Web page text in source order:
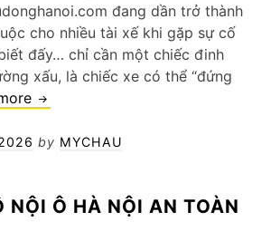
đang dần trở thành
cho nhiều tài xế khi gặp sự cố
đấy… chỉ cần một chiếc đinh
xấu, là chiếc xe có thể “đứng
vá
ô
ô
by MYCHAU
NỘI Ô HÀ NỘI AN TOÀN